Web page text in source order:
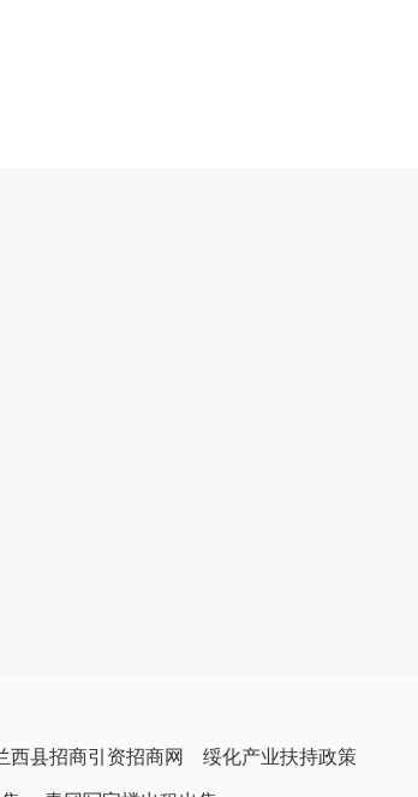
西县招商引资招商网 绥化产业扶持政策